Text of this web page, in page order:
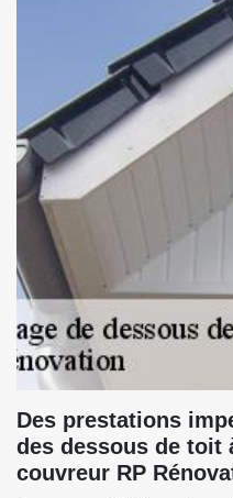
Des prestations
des dessous de toit
couvreur RP